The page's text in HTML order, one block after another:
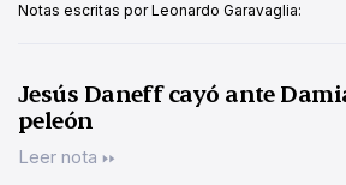
Notas escritas por Leonardo Garavaglia:
Jesús Daneff cayó ante
peleón
Leer nota